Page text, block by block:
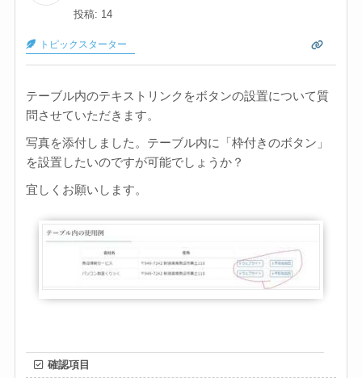
投稿: 14
トピックスターター
テーブル内のテキストリンクをボタンの設置について質
問させていただきます。
写真を添付しました。テーブル内に「枠付きのボタン」
を設置したいのですが可能でしょうか？
宜しくお願いします。
確認項目